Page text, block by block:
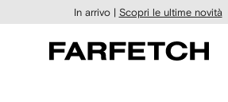
In arrivo | Scopri le ultime novità